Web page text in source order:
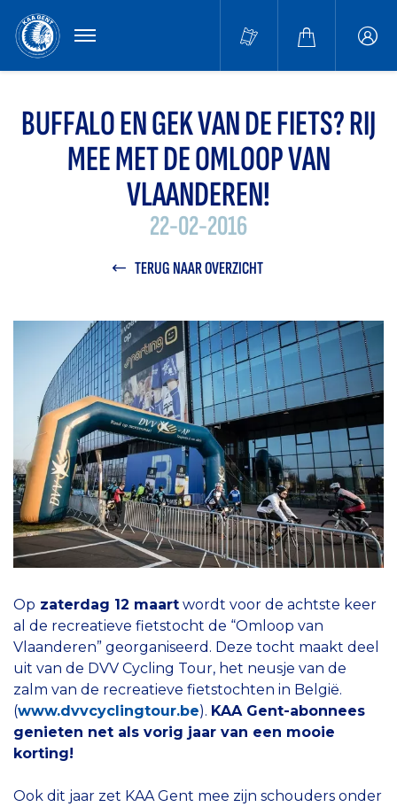
MENU
BUFFALO EN GEK VAN DE FIETS? RIJ
MEE MET DE OMLOOP VAN
VLAANDEREN!
22-02-2016
TERUG NAAR OVERZICHT
Op zaterdag 12 maart wordt voor de achtste keer
al de recreatieve fietstocht de “Omloop van
Vlaanderen” georganiseerd. Deze tocht maakt deel
uit van de DVV Cycling Tour, het neusje van de
zalm van de recreatieve fietstochten in België.
(www.dvvcyclingtour.be). KAA Gent-abonnees
genieten net als vorig jaar van een mooie
korting!
Ook dit jaar zet KAA Gent mee zijn schouders onder